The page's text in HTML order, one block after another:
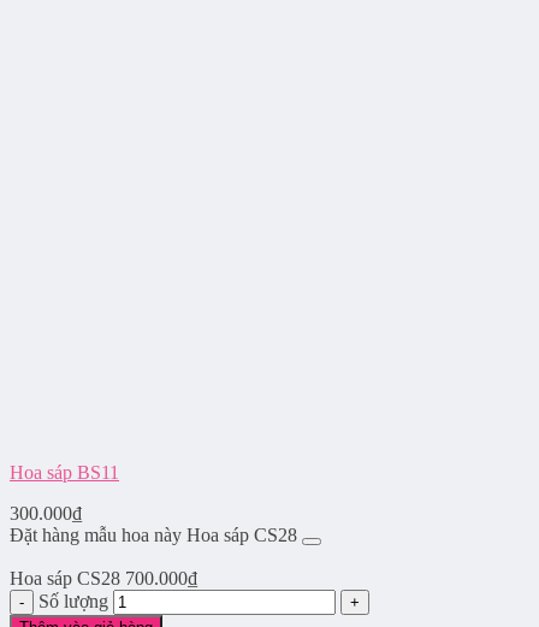
Hoa sáp BS11
300.000₫
Đặt hàng mẫu hoa này Hoa sáp CS28
Hoa sáp CS28 700.000₫
Số lượng